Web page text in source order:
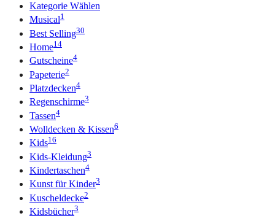
Kategorie Wählen
Musical1
Best Selling30
Home14
Gutscheine4
Papeterie2
Platzdecken4
Regenschirme3
Tassen4
Wolldecken & Kissen6
Kids16
Kids-Kleidung3
Kindertaschen4
Kunst für Kinder3
Kuscheldecke2
Kidsbücher3